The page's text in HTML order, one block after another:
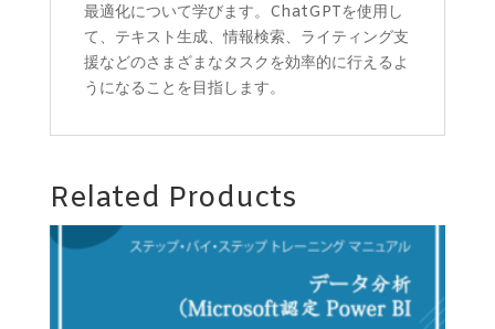
最適化について学びます。ChatGPTを使用し
て、テキスト生成、情報検索、ライティング支
援などのさまざまなタスクを効率的に行えるよ
うになることを目指します。
Related Products